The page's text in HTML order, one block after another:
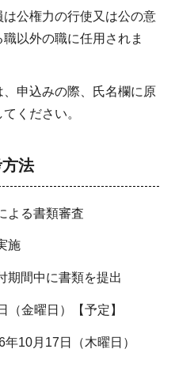
公権力の行使又は公の意
以外の職に任用されま
申込みの際、氏名欄に原
ください。
法
よる書類審査
施
期間中に書類を提出
金曜日）【予定】
10月17日（木曜日）